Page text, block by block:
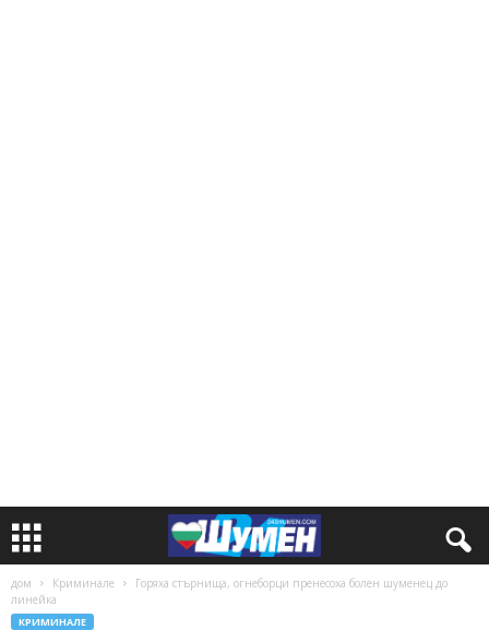
дом Криминале
Горяха стърнища, огнеборци пренесоха болен шуменец до
линейка
КРИМИНАЛЕ